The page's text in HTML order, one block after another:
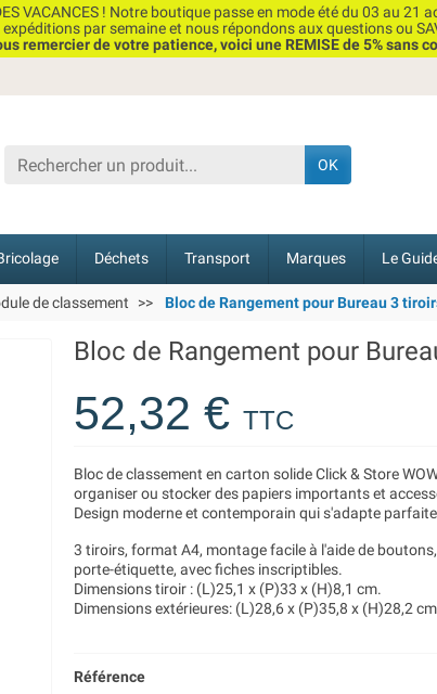
VACANCES ! Notre boutique passe en mode été du 03 au 21
expéditions par semaine et nous répondons aux questions ou
remercier de votre patience, voici une REMISE de 5% sans
OK
Déchets Transport Marques Le
de classement Bloc de Rangement pour Bureau 3
Bloc de Rangement pour
52,32 €TTC
Bloc de classement en carton solide Click & Store
organiser ou stocker des papiers importants et
Design moderne et contemporain qui s'adapte
3 tiroirs, format A4, montage facile à l'aide de
porte-étiquette, avec fiches inscriptibles.
Dimensions tiroir : (L)25,1 x (P)33 x (H)8,1 cm.
Dimensions extérieures: (L)28,6 x (P)35,8 x (H)28,2
Référence